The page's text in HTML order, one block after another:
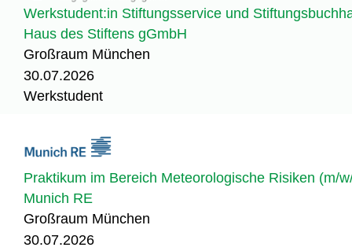
Werkstudent:in Stiftungsservice und
Haus des Stiftens gGmbH
Großraum München
30.07.2026
Werkstudent
Praktikum im Bereich Meteorologische Risiken (m/
Munich RE
Großraum München
30.07.2026